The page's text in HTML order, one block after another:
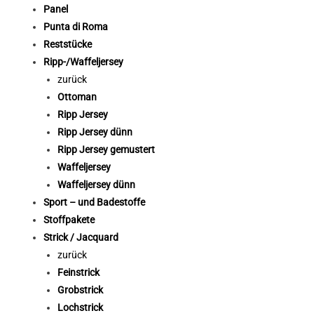
Panel
Punta di Roma
Reststücke
Ripp-/Waffeljersey
zurück
Ottoman
Ripp Jersey
Ripp Jersey dünn
Ripp Jersey gemustert
Waffeljersey
Waffeljersey dünn
Sport – und Badestoffe
Stoffpakete
Strick / Jacquard
zurück
Feinstrick
Grobstrick
Lochstrick